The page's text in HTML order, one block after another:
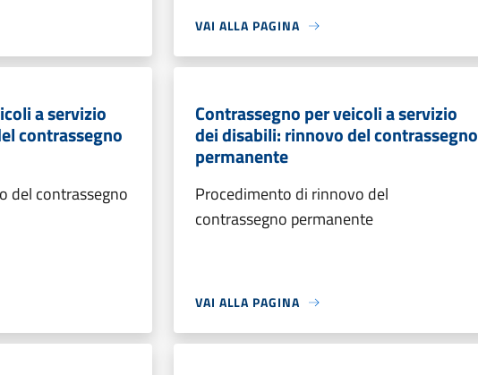
VAI ALLA PAGINA
a servizio
contrassegno
del contrassegno
Contrassegno per veicoli a servizio
dei disabili: rinnovo del contrassegno
permanente
Procedimento di rinnovo del
contrassegno permanente
VAI ALLA PAGINA